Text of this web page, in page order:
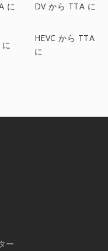
に DV から TTA に
HEVC から TTA
に
ー